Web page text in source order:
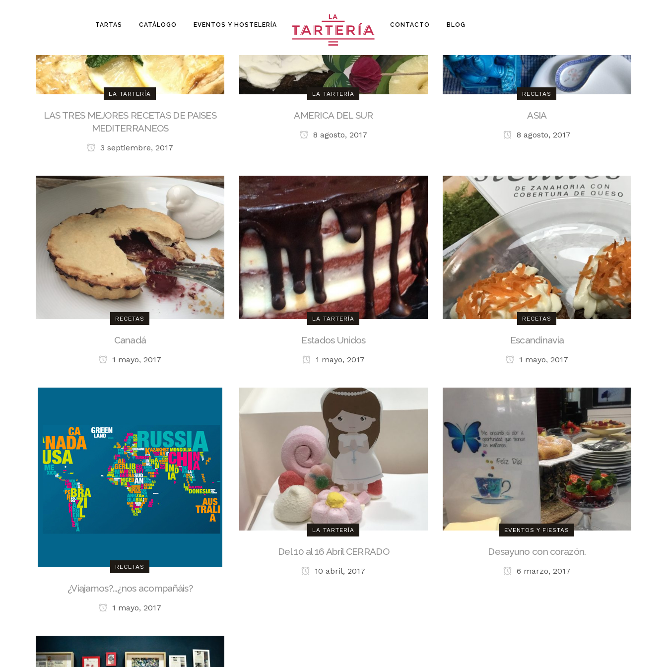
TARTAS CATÁLOGO EVENTOS Y HOSTELERÍA CONTACTO BLOG
LA TARTERÍA
LAS TRES MEJORES RECETAS DE PAISES
MEDITERRANEOS
3 septiembre, 2017
LA TARTERÍA
AMERICA DEL SUR
8 agosto, 2017
RECETAS
ASIA
8 agosto, 2017
RECETAS
Canadá
1 mayo, 2017
LA TARTERÍA
Estados Unidos
1 mayo, 2017
RECETAS
Escandinavia
1 mayo, 2017
RECETAS
¿Viajamos?…¿nos acompañáis?
1 mayo, 2017
LA TARTERÍA
Del 10 al 16 Abril CERRADO
10 abril, 2017
EVENTOS Y FIESTAS
Desayuno con corazón.
6 marzo, 2017